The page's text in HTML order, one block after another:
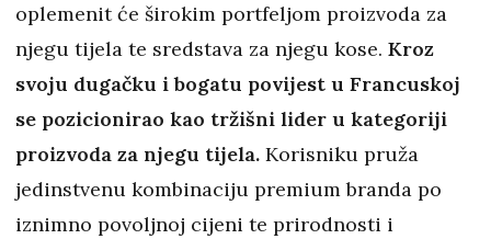
oplemenit će širokim portfeljom proizvoda za
njegu tijela te sredstava za njegu kose. Kroz
svoju dugačku i bogatu povijest u Francuskoj
se pozicionirao kao tržišni lider u kategoriji
proizvoda za njegu tijela. Korisniku pruža
jedinstvenu kombinaciju premium branda po
iznimno povoljnoj cijeni te prirodnosti i